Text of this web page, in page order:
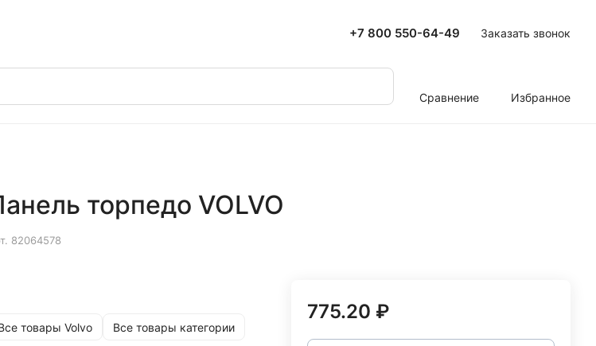
+7 800 550-64-49 Заказать звонок
Сравнение Избранное
торпедо VOLVO
82064578
товары Volvo Все товары категории
775.20 ₽